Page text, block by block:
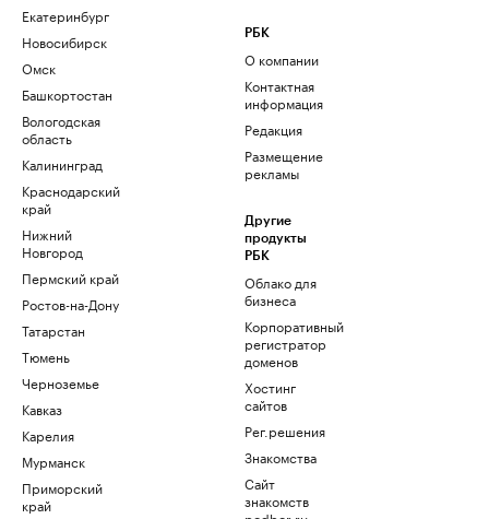
Екатеринбург
Новосибирск
Омск
Башкортостан
Вологодская
область
Калининград
Краснодарский
край
Нижний
Новгород
Пермский край
Ростов-на-Дону
Татарстан
Тюмень
Черноземье
Кавказ
Карелия
Мурманск
Приморский
край
РБК
О компании
Контактная
информация
Редакция
Размещение
рекламы
Другие
продукты
РБК
Облако для
бизнеса
Корпоративный
регистратор
доменов
Хостинг
сайтов
Рег.решения
Знакомства
Сайт
знакомств